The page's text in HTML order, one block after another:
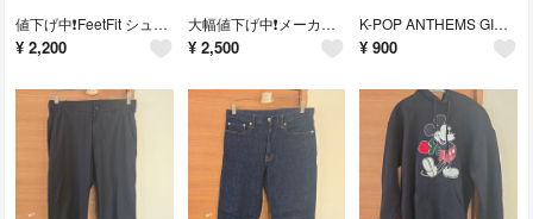
値下げ中❗FeetFit シューズ 25.0
¥ 2,200
大幅値下げ中❗メーカー不明 シューズ カジュアル ビジネス 25.0 黒
¥ 2,500
K-POP ANTHEMS GIRLS GROUP SPECIAL DVD 2枚
¥ 900